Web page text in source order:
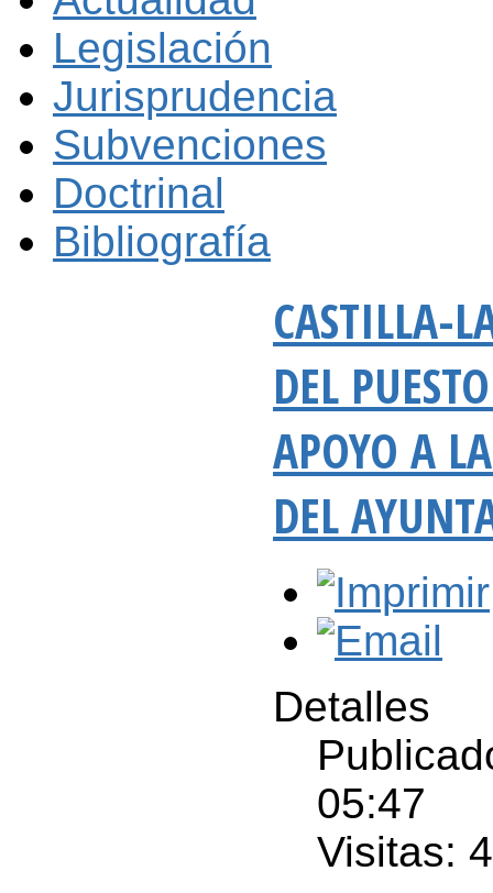
Legislación
Jurisprudencia
Subvenciones
Doctrinal
Bibliografía
CASTILLA-
DEL
APOYO A
DEL
Detalles
05:47
Visitas: